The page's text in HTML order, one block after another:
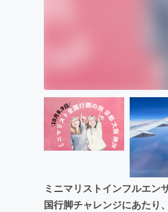
ミニマリストインフルエン
国行脚チャレンジにあたり